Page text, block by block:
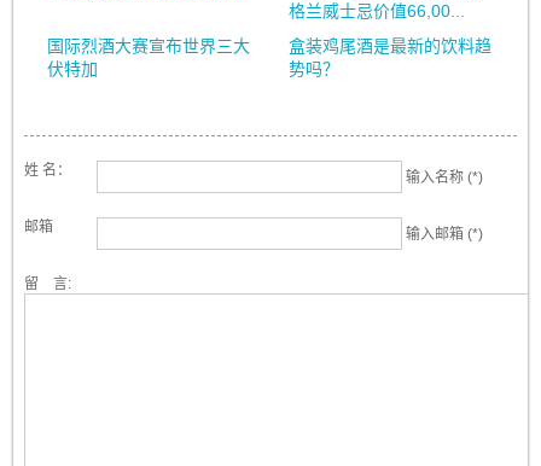
格兰威士忌价值66,00...
国际烈酒大赛宣布世界三大
伏特加
盒装鸡尾酒是最新的饮料趋
势吗？
姓 名： 输入名称 (*)
邮箱 输入邮箱 (*)
留 言: